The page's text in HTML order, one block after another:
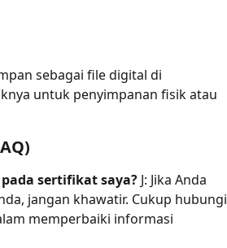
sebagai file digital di
untuk penyimpanan fisik atau
sertifikat saya? J: Jika Anda
jangan khawatir. Cukup hubungi
memperbaiki informasi